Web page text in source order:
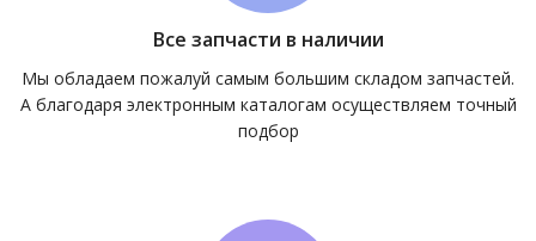
Все запчасти в наличии
Мы обладаем пожалуй самым большим складом запчастей.
А благодаря электронным каталогам осуществляем точный
подбор